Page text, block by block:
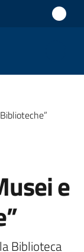
e
Biblioteca